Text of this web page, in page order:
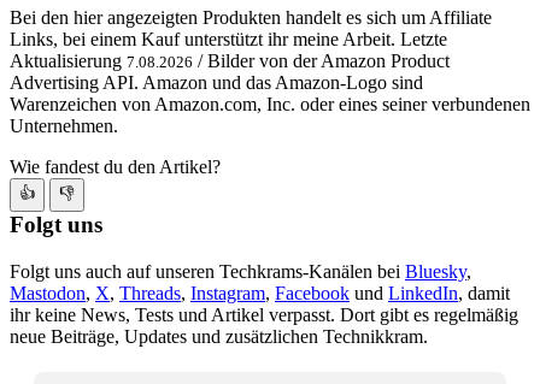
Bei den hier angezeigten Produkten handelt es sich um Affiliate
Links, bei einem Kauf unterstützt ihr meine Arbeit. Letzte
Aktualisierung 7.08.2026 / Bilder von der Amazon Product
Advertising API. Amazon und das Amazon-Logo sind
Warenzeichen von Amazon.com, Inc. oder eines seiner verbundenen
Unternehmen.
Wie fandest du den Artikel?
👍 👎
Folgt uns
Folgt uns auch auf unseren Techkrams-Kanälen bei Bluesky,
Mastodon, X, Threads, Instagram, Facebook und LinkedIn, damit
ihr keine News, Tests und Artikel verpasst. Dort gibt es regelmäßig
neue Beiträge, Updates und zusätzlichen Technikkram.